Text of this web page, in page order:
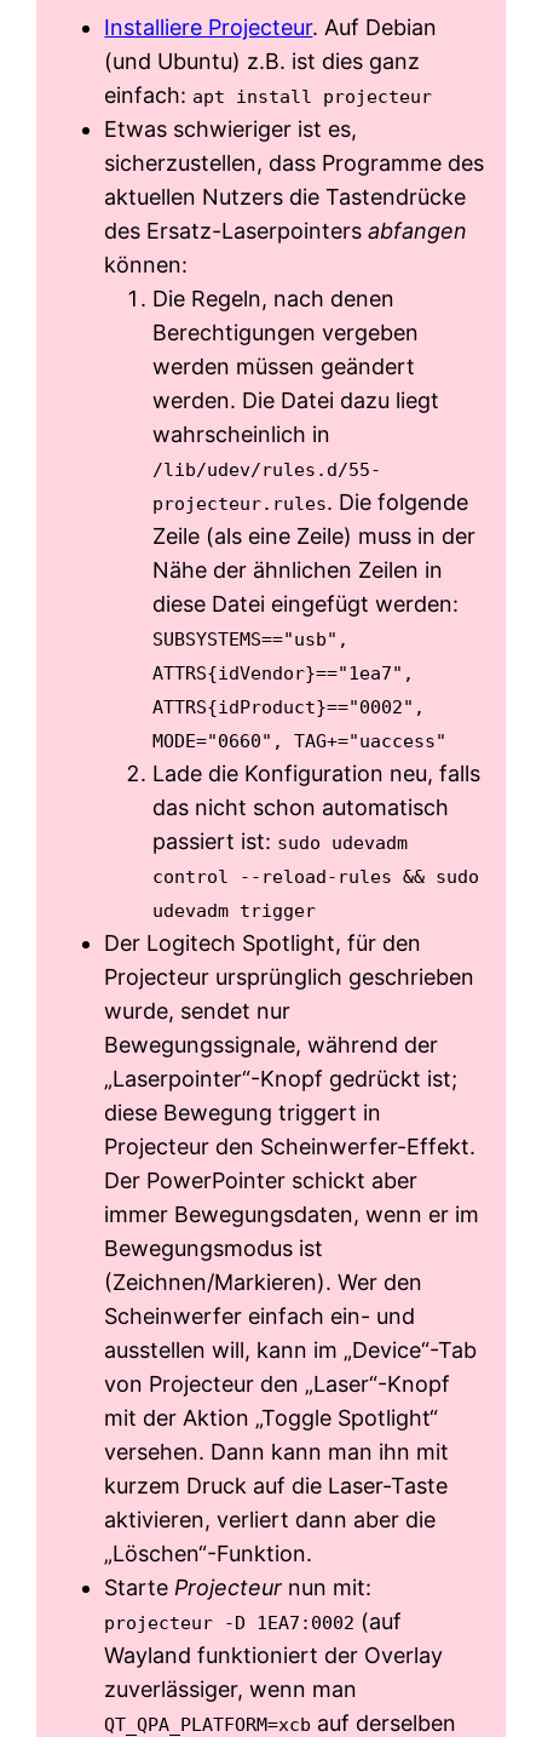
Installiere Projecteur. Auf Debian
(und Ubuntu) z.B. ist dies ganz
einfach: apt install projecteur
Etwas schwieriger ist es,
sicherzustellen, dass Programme des
aktuellen Nutzers die Tastendrücke
des Ersatz-Laserpointersabfangen
können:
Die Regeln, nach denen
Berechtigungen vergeben
werden müssen geändert
werden. Die Datei dazu liegt
wahrscheinlich in
/lib/udev/rules.d/55-
projecteur.rules. Die folgende
Zeile (als eine Zeile) muss in der
Nähe der ähnlichen Zeilen in
diese Datei eingefügt werden:
SUBSYSTEMS=="usb",
ATTRS{idVendor}=="1ea7",
ATTRS{idProduct}=="0002",
MODE="0660", TAG+="uaccess"
Lade die Konfiguration neu, falls
das nicht schon automatisch
passiert ist: sudo udevadm
control --reload-rules && sudo
udevadm trigger
Der Logitech Spotlight, für den
Projecteur ursprünglich geschrieben
wurde, sendet nur
Bewegungssignale, während der
„Laserpointer“-Knopf gedrückt ist;
diese Bewegung triggert in
Projecteur den Scheinwerfer-Effekt.
Der PowerPointer schickt aber
immer Bewegungsdaten, wenn er im
Bewegungsmodus ist
(Zeichnen/Markieren). Wer den
Scheinwerfer einfach ein- und
ausstellen will, kann im „Device“-Tab
von Projecteur den „Laser“-Knopf
mit der Aktion „Toggle Spotlight“
versehen. Dann kann man ihn mit
kurzem Druck auf die Laser-Taste
aktivieren, verliert dann aber die
„Löschen“-Funktion.
Starte Projecteur nun mit:
projecteur -D 1EA7:0002 (auf
Wayland funktioniert der Overlay
zuverlässiger, wenn man
QT_QPA_PLATFORM=xcb auf derselben